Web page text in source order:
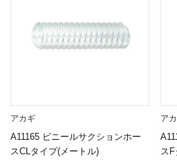
アカギ
A11165 ビニールサクションホー
スCLタイプ(メートル)
ア
ス